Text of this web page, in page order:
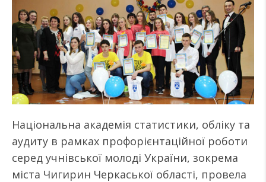
Національна академія статистики, обліку та
аудиту в рамках профорієнтаційної роботи
серед учнівської молоді України, зокрема
міста Чигирин Черкаської області, провела